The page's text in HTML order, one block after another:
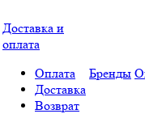
Доставка и
оплата
Оплата
Доставка
Возврат
Бренды